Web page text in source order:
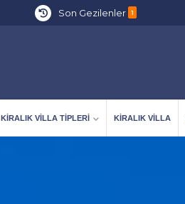
Son Gezilenler 1
KIRALIK VILLA TIPLERI KIRALIK VILLA